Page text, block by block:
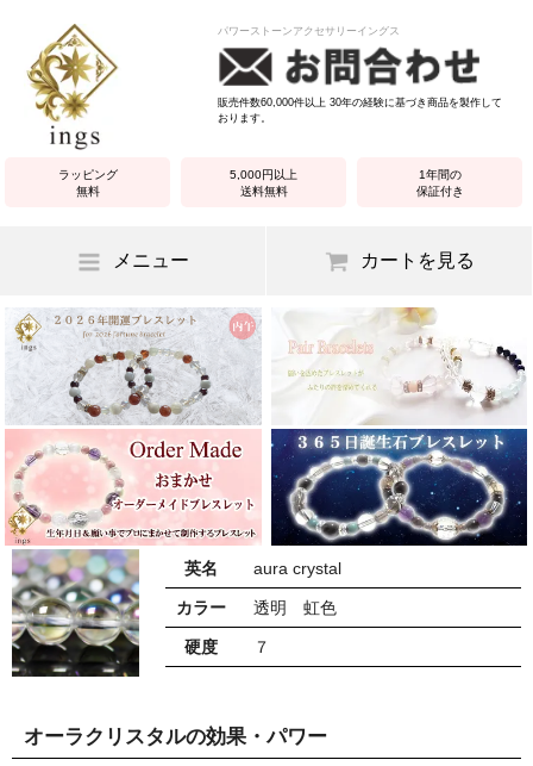
パワーストーンアクセサリーイングス
販売件数60,000件以上 30年の経験に基づき商品を製作して
おります。
ラッピング
無料
5,000円以上
送料無料
1年間の
保証付き
メニュー カートを見る
英名 aura crystal
カラー 透明 虹色
硬度 ７
オーラクリスタルの効果・パワー